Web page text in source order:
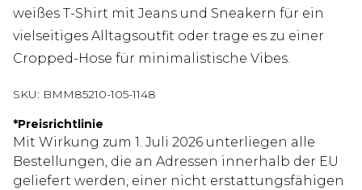
weißes T-Shirt mit Jeans und Sneakern für ein
vielseitiges Alltagsoutfit oder trage es zu einer
Cropped-Hose für minimalistische Vibes.
SKU: BMM85210-105-1148
*Preisrichtlinie
Mit Wirkung zum 1. Juli 2026 unterliegen alle
Bestellungen, die an Adressen innerhalb der EU
geliefert werden, einer nicht erstattungsfähigen